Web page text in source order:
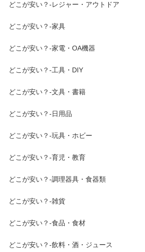
どこが安い？-レジャー・アウトドア
どこが安い？-家具
どこが安い？-家電・OA機器
どこが安い？-工具・DIY
どこが安い？-文具・書籍
どこが安い？-日用品
どこが安い？-玩具・ホビー
どこが安い？-育児・教育
どこが安い？-調理器具・食器類
どこが安い？-雑貨
どこが安い？-食品・食材
どこが安い？-飲料・酒・ジュース